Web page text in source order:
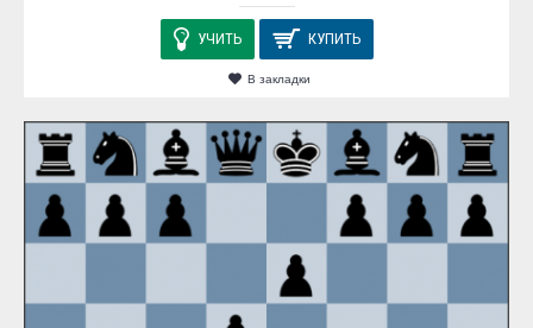
УЧИТЬ КУПИТЬ
В закладки